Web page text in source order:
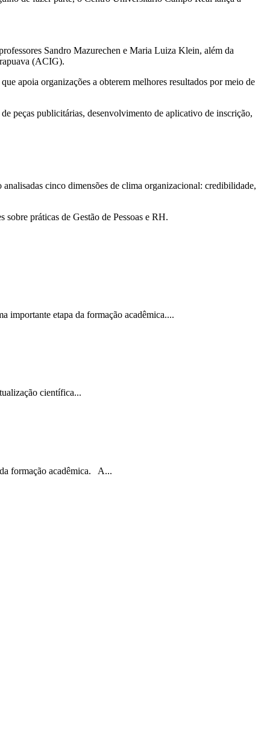
Sandro Mazurechen e Maria Luiza Klein, além da
(ACIG).
apoia organizações a obterem melhores resultados por meio de
peças publicitárias, desenvolvimento de aplicativo de inscrição,
cinco dimensões de clima organizacional: credibilidade,
práticas de Gestão de Pessoas e RH.
importante etapa da formação acadêmica....
científica...
formação acadêmica. A...